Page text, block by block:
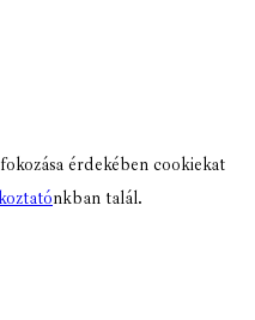
érdekében cookiekat
nkban talál.